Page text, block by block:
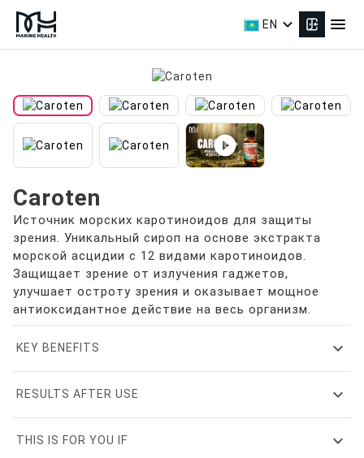
EN expand_more menu
play_circle_filled
Caroten
Источник морских каротиноидов для защиты
зрения. Уникальный сироп на основе экстракта
морской асцидии с 12 видами каротиноидов.
Защищает зрение от излучения гаджетов,
улучшает остроту зрения и оказывает мощное
антиоксидантное действие на весь организм.
KEY BENEFITS expand_more
RESULTS AFTER USE expand_more
THIS IS FOR YOU IF expand_more